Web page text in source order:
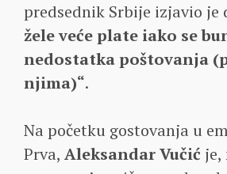
predsednik Srbije izjavio je
žele veće plate iako se
nedostatka poštovanja
njima)“.
Na početku gostovanja u
Prva, Aleksandar Vučić je,